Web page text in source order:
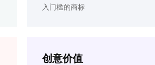
入门槛的商标
创意价值